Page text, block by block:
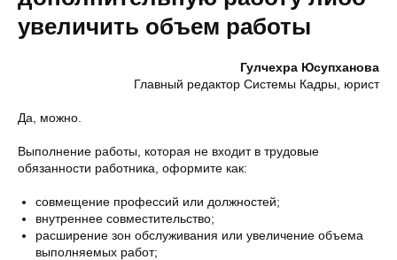
увеличить объем работы
Гулчехра Юсупханова
Главный редактор Системы Кадры, юрист
Да, можно.
Выполнение работы, которая не входит в трудовые
обязанности работника, оформите как:
совмещение профессий или должностей;
внутреннее совместительство;
расширение зон обслуживания или увеличение объема
выполняемых работ;